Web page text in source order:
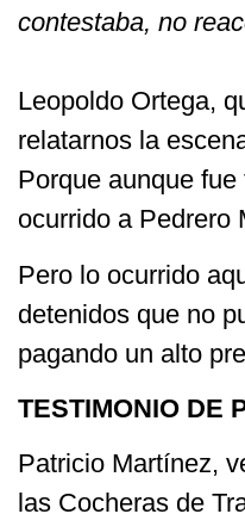
contestaba, no
Leopoldo Ortega,
relatarnos la
Porque aunque
ocurrido a Pedrero
Pero lo ocurrido
detenidos que no
pagando un alto
TESTIMONIO DE
Patricio Martínez,
las Cocheras de